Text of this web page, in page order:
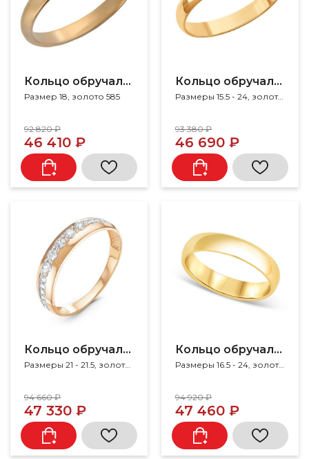
Кольцо обручальное
Размер 18, золото 585
92 820 ₽
46 410 ₽
Кольцо обручальное
Размеры 15.5 - 24, золото 585
93 380 ₽
46 690 ₽
Кольцо обручальное
Размеры 21 - 21.5, золото 585, фианит
94 660 ₽
47 330 ₽
Кольцо обручальное
Размеры 16.5 - 24, золото 585
94 920 ₽
47 460 ₽